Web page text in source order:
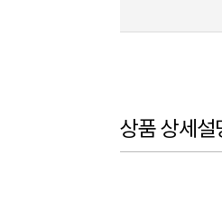
상품 상세설